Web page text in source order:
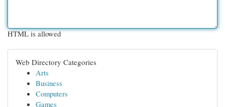
HTML is allowed
Web Directory Categories
Arts
Business
Computers
Games